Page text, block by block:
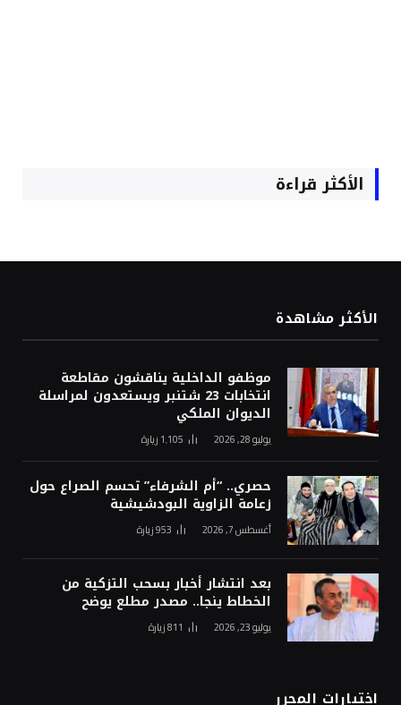
الأكثر قراءة
الأكثر مشاهدة
موظفو الداخلية يناقشون مقاطعة
انتخابات 23 شتنبر ويستعدون لمراسلة
الديوان الملكي
يوليو 28, 2026 1٬105 زيارة
حصري.. “أم الشرفاء” تحسم الصراع حول
زعامة الزاوية البودشيشية
أغسطس 7, 2026 953زيارة
بعد انتشار أخبار بسحب التزكية من
الخطاط ينجا.. مصدر مطلع يوضح
يوليو 23, 2026 811زيارة
اختيارات المحرر